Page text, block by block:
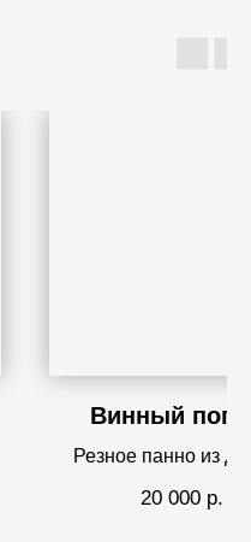
Винный
Резное панно из
20 000 р.